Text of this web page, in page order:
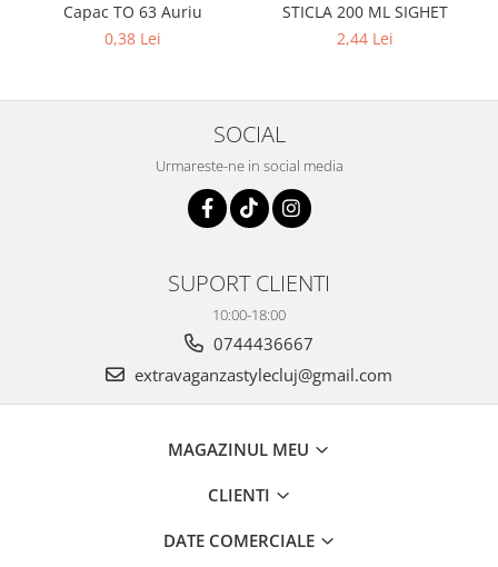
Capac TO 63 Auriu
0,38 Lei
STICLA 200 ML SIGHET
2,44 Lei
SOCIAL
Urmareste-ne in social media
SUPORT CLIENTI
10:00-18:00
0744436667
extravaganzastylecluj@gmail.com
MAGAZINUL MEU
CLIENTI
DATE COMERCIALE